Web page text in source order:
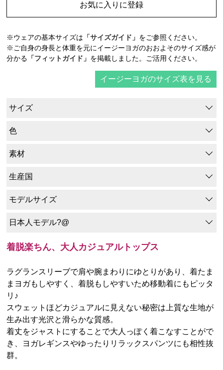
お気に入りに登録
※ウェアの基本サイズは 「サイズガイド」 をご参照ください。
※ご自身の身長と体重を元にイージーヨガのおおよそのサイズ感が
分かる 「フィットガイド」 を掲載しました。ご活用ください。
イージーヨガのサイズ表を見る
サイズ
色
素材
生産国
モデルサイズ
日本人モデル?@
着脱楽ちん、大人カジュアルトップス
ラグランスリーブで肩や腕まわりにゆとりがあり、着たま
まヨガもしやすく、着脱もしやすいため移動着にもピッタ
リ♪
スウェットほどカジュアルに見えない秘密は上質な生地が
生み出す光沢と滑らかな質感。
着丈をジャストにすることで大人っぽく着こなすことがで
き、ヨガレギンスやゆったりリラックスパンツにも相性抜
群。